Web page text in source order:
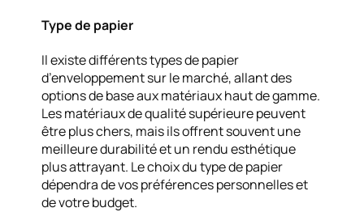
Type de papier
Il existe différents types de papier
d’enveloppement sur le marché, allant des
options de base aux matériaux haut de gamme.
Les matériaux de qualité supérieure peuvent
être plus chers, mais ils offrent souvent une
meilleure durabilité et un rendu esthétique
plus attrayant. Le choix du type de papier
dépendra de vos préférences personnelles et
de votre budget.